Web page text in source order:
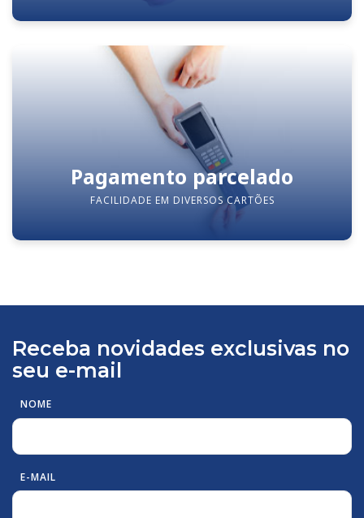
Pagamento parcelado
FACILIDADE EM DIVERSOS CARTÕES
Receba novidades exclusivas no
seu e-mail
NOME
E-MAIL